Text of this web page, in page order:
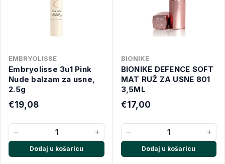
EMBRYOLISSE
Embryolisse 3u1 Pink
Nude balzam za usne,
2.5g
€19,08
− +
Dodaj u košaricu
BIONIKE
BIONIKE DEFENCE SOFT
MAT RUŽ ZA USNE 801
3,5ML
€17,00
− +
Dodaj u košaricu